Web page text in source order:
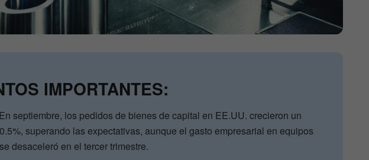
IMPORTANTES:
En septiembre, los pedidos de bienes de capital en EE.UU. crecieron un
0.5%, superando las expectativas, aunque el gasto empresarial en equipos
se desaceleró en el tercer trimestre.